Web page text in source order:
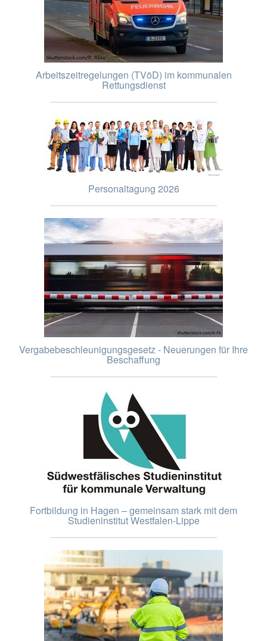
Arbeitszeitregelungen (TVöD) im kommunalen
Rettungsdienst
Personaltagung 2026
Vergabebeschleunigungsgesetz - Neuerungen für Ihre
Beschaffung
Fortbildung in Hagen – gemeinsam stark mit dem
Studieninstitut Westfalen-Lippe